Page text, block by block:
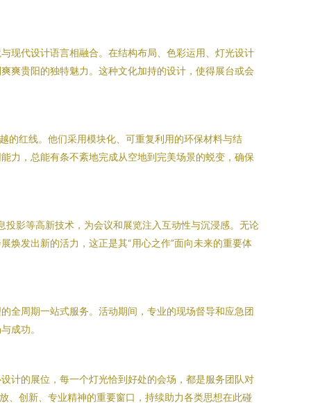
现代设计语言相融合。在结构布局、色彩运用、灯光设计
爽贵阳的独特魅力。这种文化加持的设计，使得展台或会
的红线。他们采用模块化、可重复利用的环保材料与结
力，总能有条不紊地完成从空地到完美场景的蜕变，确保
影等高新技术，为会议和展览注入互动性与沉浸感。无论
焕发出新的活力，这正是其“用心之作”面向未来的重要体
全周期一站式服务。活动期间，专业的现场督导和应急团
成功。
计的展位，每一个灯光恰到好处的会场，都是服务团队对
、创新、专业精神的重要窗口，持续助力各类思想在此碰